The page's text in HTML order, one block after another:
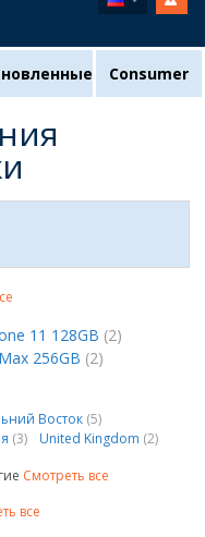
Consumer
11 128GB (2)
256GB (2)
Восток (5)
(3) United Kingdom (2)
Смотреть все
все